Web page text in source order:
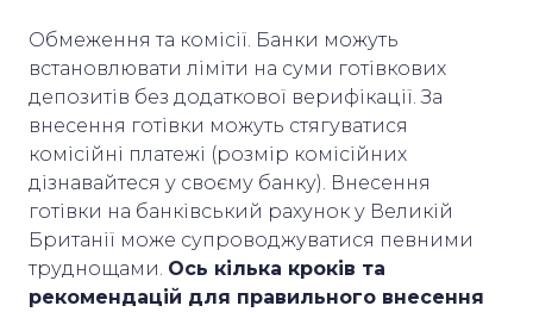
Обмеження та комісії. Банки можуть
встановлювати ліміти на суми готівкових
депозитів без додаткової верифікації. За
внесення готівки можуть стягуватися
комісійні платежі (розмір комісійних
дізнавайтеся у своєму банку). Внесення
готівки на банківський рахунок у Великій
Британії може супроводжуватися певними
труднощами. Ось кілька кроків та
рекомендацій для правильного внесення